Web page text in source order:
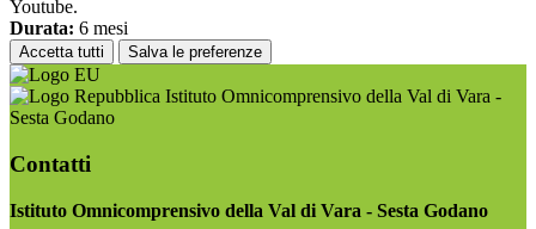
Youtube.
Durata: 6 mesi
Accetta tutti Salva le preferenze
Istituto Omnicomprensivo della Val di Vara -
Sesta Godano
Contatti
Istituto Omnicomprensivo della Val di Vara - Sesta Godano